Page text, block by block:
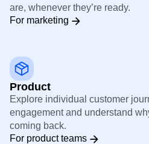
are, whenever they’re ready.
For marketing
Product
Explore individual customer
engagement and understand
coming back.
For product teams